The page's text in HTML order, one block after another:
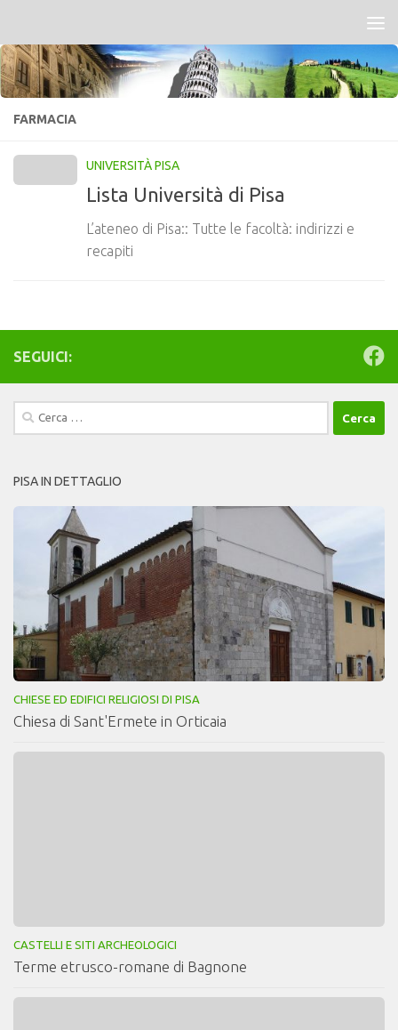
FARMACIA
UNIVERSITÀ PISA
Lista Università di Pisa
L’ateneo di Pisa:: Tutte le facoltà: indirizzi e
recapiti
SEGUICI:
Ricerca
per:
PISA IN DETTAGLIO
CHIESE ED EDIFICI RELIGIOSI DI PISA
Chiesa di Sant'Ermete in Orticaia
CASTELLI E SITI ARCHEOLOGICI
Terme etrusco-romane di Bagnone